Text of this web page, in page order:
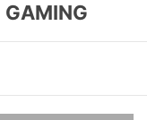
GAMING